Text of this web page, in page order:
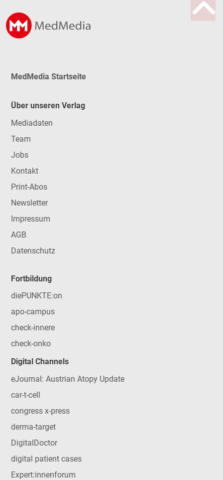
MedMedia Startseite
Über unseren Verlag
Mediadaten
Team
Jobs
Kontakt
Print-Abos
Newsletter
Impressum
AGB
Datenschutz
Fortbildung
diePUNKTE:on
apo-campus
check-innere
check-onko
Digital Channels
eJournal: Austrian Atopy Update
car-t-cell
congress x-press
derma-target
DigitalDoctor
digital patient cases
Expert:innenforum